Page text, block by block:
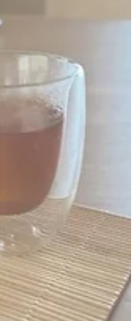
、似合わないから！
々日差しが強くなっ
ます。 日傘をさし
の照り返しが眩し
にも良くないんだよ
ずっとありまし
て、サングラスデビ
です。 なんと！ かけ
っとクリアに！ こん
、それだけ目に負
ことですよね。 "紫
の影響のイメージが
じて受けた刺激は脳
いうちに自律神経を
す。 そしてこれは、